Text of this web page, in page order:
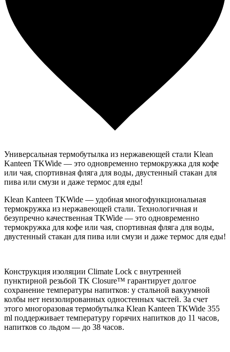
Универсальная термобутылка из нержавеющей стали Klean
Kanteen TKWide — это одновременно термокружка для кофе
или чая, спортивная фляга для воды, двустенный стакан для
пива или смузи и даже термос для еды!
Klean Kanteen TKWide — удобная многофункциональная
термокружка из нержавеющей стали. Технологичная и
безупречно качественная TKWide — это одновременно
термокружка для кофе или чая, спортивная фляга для воды,
двустенный стакан для пива или смузи и даже термос для еды!
Конструкция изоляции Climate Lock с внутренней
пунктирной резьбой TK Closure™ гарантирует долгое
сохранение температуры напитков: у стальной вакуумной
колбы нет неизолированных одностенных частей. За счет
этого многоразовая термобутылка Klean Kanteen TKWide 355
ml поддерживает температуру горячих напитков до 11 часов,
напитков со льдом — до 38 часов.